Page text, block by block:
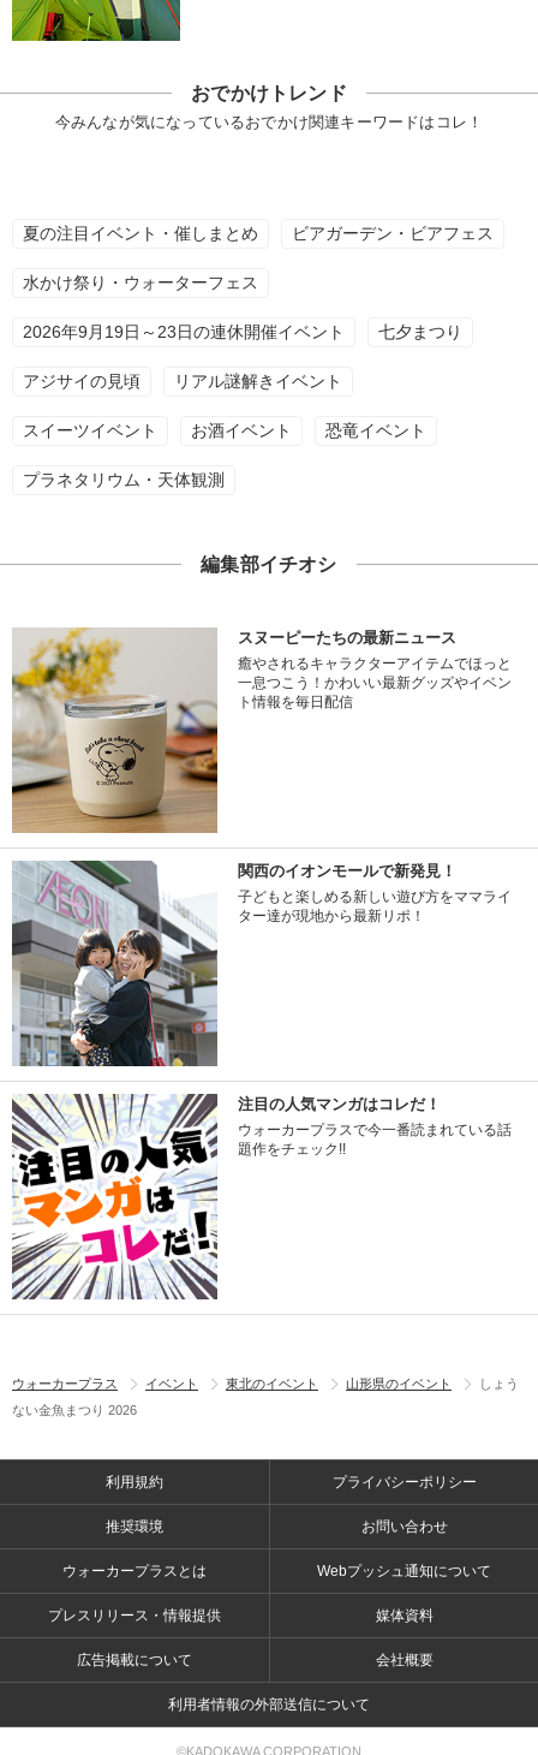
おでかけトレンド
今みんなが気になっているおでかけ関連キーワードはコレ！
夏の注目イベント・催しまとめ ビアガーデン・ビアフェス
水かけ祭り・ウォーターフェス
2026年9月19日～23日の連休開催イベント 七夕まつり
アジサイの見頃 リアル謎解きイベント
スイーツイベント お酒イベント 恐竜イベント
プラネタリウム・天体観測
編集部イチオシ
スヌーピーたちの最新ニュース
癒やされるキャラクターアイテムでほっと
一息つこう！かわいい最新グッズやイベン
ト情報を毎日配信
関西のイオンモールで新発見！
子どもと楽しめる新しい遊び方をママライ
ター達が現地から最新リポ！
注目の人気マンガはコレだ！
ウォーカープラスで今一番読まれている話
題作をチェック!!
ウォーカープラス イベント 東北のイベント 山形県のイベント
しょう
ない金魚まつり 2026
利用規約 プライバシーポリシー
推奨環境 お問い合わせ
ウォーカープラスとは Webプッシュ通知について
プレスリリース・情報提供 媒体資料
広告掲載について 会社概要
利用者情報の外部送信について
©KADOKAWA CORPORATION